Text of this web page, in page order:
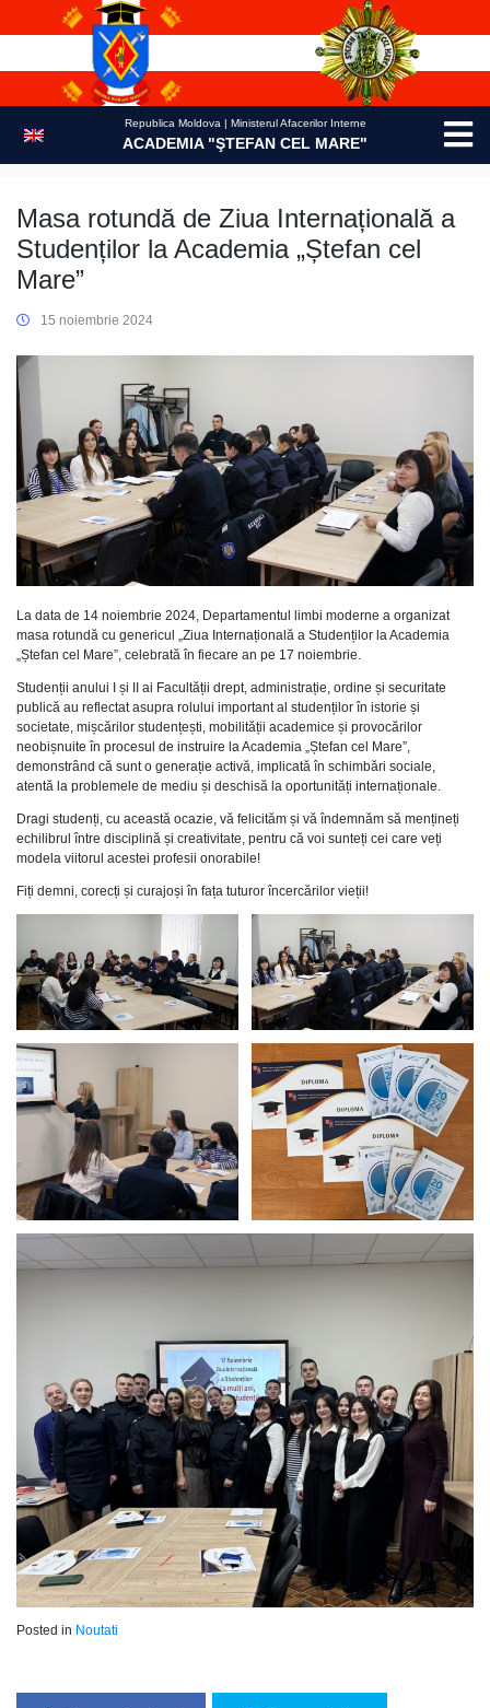
Republica Moldova | Ministerul Afacerilor Interne
ACADEMIA "ŞTEFAN CEL MARE"
Masa rotundă de Ziua Internațională a
Studenților la Academia „Ștefan cel
Mare”
15 noiembrie 2024
La data de 14 noiembrie 2024, Departamentul limbi moderne a organizat
masa rotundă cu genericul „Ziua Internațională a Studenților la Academia
„Ștefan cel Mare”, celebrată în fiecare an pe 17 noiembrie.
Studenții anului I și II ai Facultății drept, administrație, ordine și securitate
publică au reflectat asupra rolului important al studenților în istorie și
societate, mișcărilor studențești, mobilității academice și provocărilor
neobișnuite în procesul de instruire la Academia „Ștefan cel Mare”,
demonstrând că sunt o generație activă, implicată în schimbări sociale,
atentă la problemele de mediu și deschisă la oportunități internaționale.
Dragi studenți, cu această ocazie, vă felicităm și vă îndemnăm să mențineți
echilibrul între disciplină și creativitate, pentru că voi sunteți cei care veți
modela viitorul acestei profesii onorabile!
Fiți demni, corecți și curajoși în fața tuturor încercărilor vieții!
Posted in Noutati